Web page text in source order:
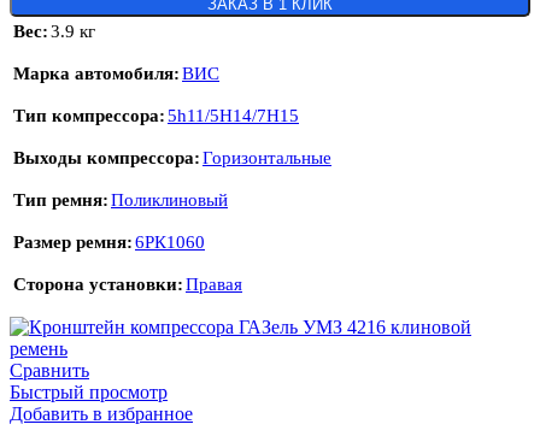
ЗАКАЗ В 1 КЛИК
Вес 3.9 кг
Марка автомобиля ВИС
Тип компрессора 5h11/5H14/7H15
Выходы компрессора Горизонтальные
Тип ремня Поликлиновый
Размер ремня 6РК1060
Сторона установки Правая
Сравнить
Быстрый просмотр
Добавить в избранное